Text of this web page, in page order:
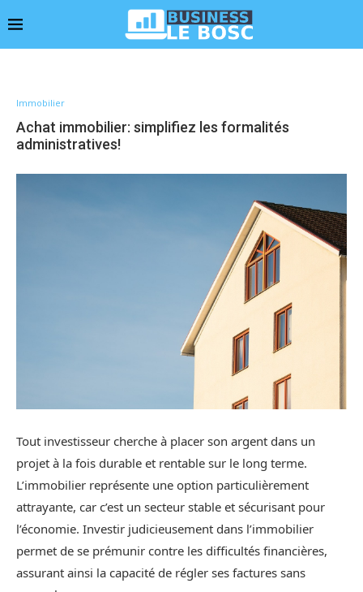
Immobilier
Achat immobilier: simplifiez les formalités
administratives!
Tout investisseur cherche à placer son argent dans un
projet à la fois durable et rentable sur le long terme.
L’immobilier représente une option particulièrement
attrayante, car c’est un secteur stable et sécurisant pour
l’économie. Investir judicieusement dans l’immobilier
permet de se prémunir contre les difficultés financières,
assurant ainsi la capacité de régler ses factures sans